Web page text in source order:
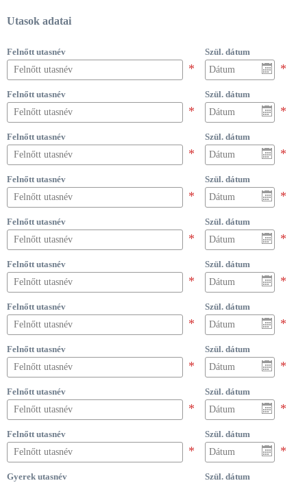
Utasok adatai
Felnőtt utasnév Szül. dátum
Felnőtt utasnév Szül. dátum
Felnőtt utasnév Szül. dátum
Felnőtt utasnév Szül. dátum
Felnőtt utasnév Szül. dátum
Felnőtt utasnév Szül. dátum
Felnőtt utasnév Szül. dátum
Felnőtt utasnév Szül. dátum
Felnőtt utasnév Szül. dátum
Felnőtt utasnév Szül. dátum
Gyerek utasnév Szül. dátum